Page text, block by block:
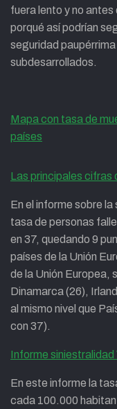
fuera lento y no
porqué así podrían
seguridad
subdesarrollados.
Mapa con tasa de
países
Las principales cifras
En el informe sobre
tasa de personas
en 37, quedando 9
países de la Unión
de la Unión Europea,
Dinamarca (26),
al mismo nivel que
con 37).
Informe siniestralidad
En este informe la
cada 100.000